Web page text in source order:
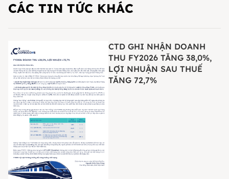
CÁC TIN TỨC KHÁC
CTD GHI NHẬN DOANH
THU FY2026 TĂNG 38,0%,
LỢI NHUẬN SAU THUẾ
TĂNG 72,7%